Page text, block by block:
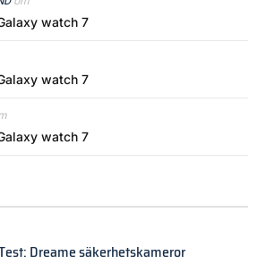
watch 7
watch 7
watch 7
Dreame säkerhetskameror